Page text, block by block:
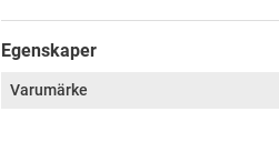
Egenskaper
Varumärke